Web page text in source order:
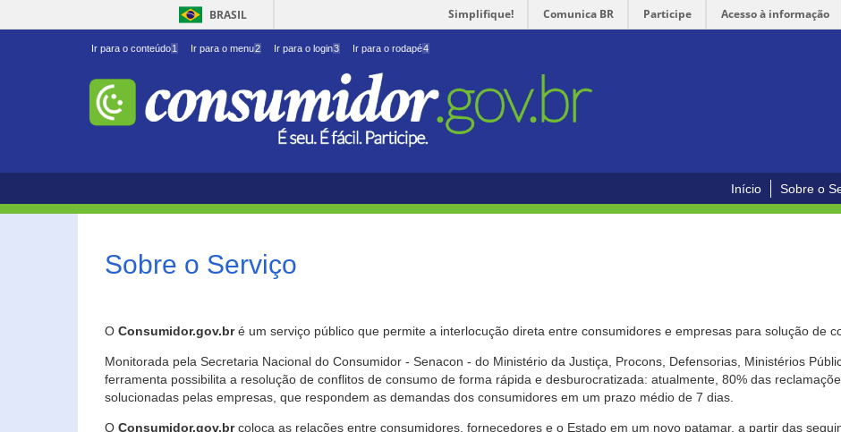
BRASIL Simplifique! Comunica BR Participe Acesso à informação
Ir para o conteúdo1 Ir para o menu2 Ir para o login3 Ir para o rodapé4
Início Sobre o
Sobre o Serviço
O Consumidor.gov.bré um serviço público que permite a interlocução direta entre consumidores e empresas para solução de
Monitorada pela Secretaria Nacional do Consumidor - Senacon - do Ministério da Justiça, Procons, Defensorias, Ministérios
ferramenta possibilita a resolução de conflitos de consumo de forma rápida e desburocratizada: atualmente, 80% das
solucionadas pelas empresas, que respondem as demandas dos consumidores em um prazo médio de 7 dias.
O Consumidor.gov.brcoloca as relações entre consumidores, fornecedores e o Estado em um novo patamar, a partir das